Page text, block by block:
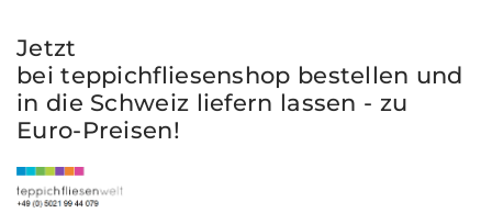
Jetzt
bei teppichfliesenshop bestellen und
in die Schweiz liefern lassen - zu
Euro-Preisen!